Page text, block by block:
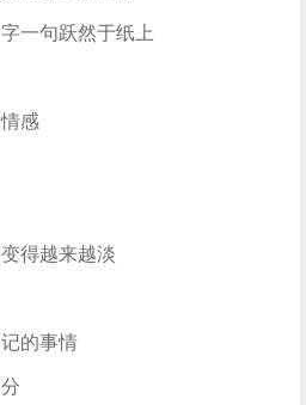
一句跃然于纸上
感
得越来越淡
的事情